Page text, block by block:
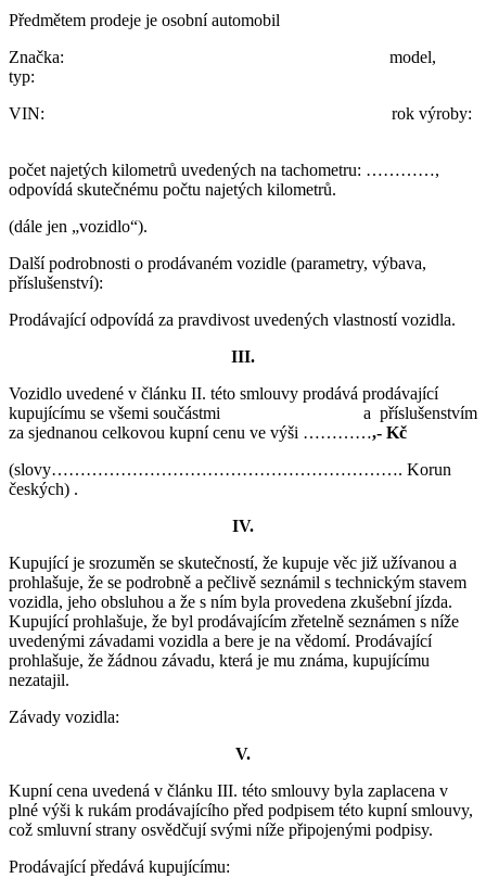
Předmětem prodeje je osobní automobil
Značka:
model,
typ:
VIN:
rok výroby:
počet najetých kilometrů uvedených na tachometru: …………,
odpovídá skutečnému počtu najetých kilometrů.
(dále jen „vozidlo“).
Další podrobnosti o prodávaném vozidle (parametry, výbava,
příslušenství):
Prodávající odpovídá za pravdivost uvedených vlastností vozidla.
III.
Vozidlo uvedené v článku II. této smlouvy prodává prodávající
kupujícímu se všemi součástmi a příslušenstvím
za sjednanou celkovou kupní cenu ve výši …………,- Kč
(slovy……………………………………………………. Korun
českých) .
IV.
Kupující je srozuměn se skutečností, že kupuje věc již užívanou a
prohlašuje, že se podrobně a pečlivě seznámil s technickým stavem
vozidla, jeho obsluhou a že s ním byla provedena zkušební jízda.
Kupující prohlašuje, že byl prodávajícím zřetelně seznámen s níže
uvedenými závadami vozidla a bere je na vědomí. Prodávající
prohlašuje, že žádnou závadu, která je mu známa, kupujícímu
nezatajil.
Závady vozidla:
V.
Kupní cena uvedená v článku III. této smlouvy byla zaplacena v
plné výši k rukám prodávajícího před podpisem této kupní smlouvy,
což smluvní strany osvědčují svými níže připojenými podpisy.
Prodávající předává kupujícímu: